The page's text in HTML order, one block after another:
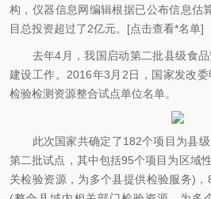
构，仪器信息网编辑根据已公布信息估
目总投资超过了2亿元。[点击查看*名单]
去年4月，我国启动第二批县级食品
建设工作。2016年3月2日，国家发改
检验检测资源整合试点单位名单。
此次国家共确定了182个项目为县级
第二批试点，其中包括95个项目为区域
关检验资源，为多个县提供检验服务)